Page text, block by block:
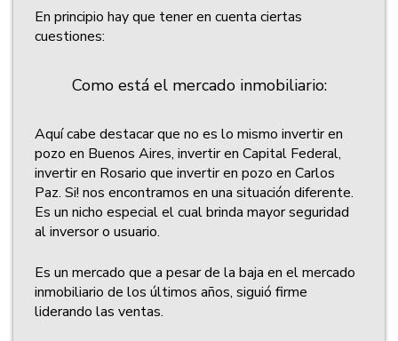
En principio hay que tener en cuenta ciertas
cuestiones:
Como está el mercado inmobiliario:
Aquí cabe destacar que no es lo mismo invertir en
pozo en Buenos Aires, invertir en Capital Federal,
invertir en Rosario que invertir en pozo en Carlos
Paz. Si! nos encontramos en una situación diferente.
Es un nicho especial el cual brinda mayor seguridad
al inversor o usuario.
Es un mercado que a pesar de la baja en el mercado
inmobiliario de los últimos años, siguió firme
liderando las ventas.